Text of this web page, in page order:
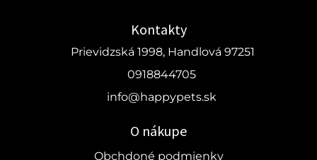
Kontakty
Prievidzská 1998, Handlová 97251
0918844705
info@happypets.sk
O nákupe
Obchdoné podmienky